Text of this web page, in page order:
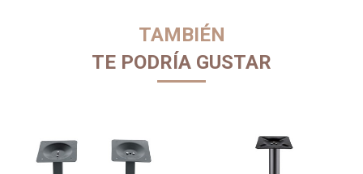
TAMBIÉN
TE PODRÍA GUSTAR